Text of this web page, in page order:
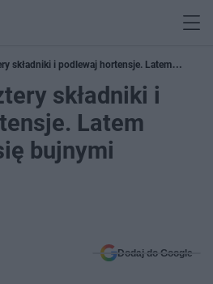
składniki i podlewaj hortensje. Latem
składniki i
Latem
bujnymi
Dodaj do Google